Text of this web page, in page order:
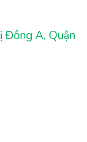
Đông A, Quận